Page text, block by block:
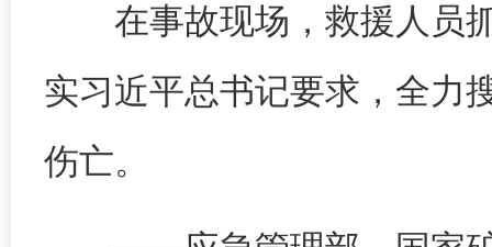
在事故现场，救援人员
实习近平总书记要求，全力
伤亡。